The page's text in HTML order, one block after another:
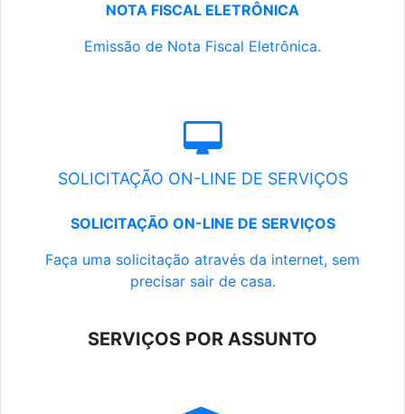
NOTA FISCAL ELETRÔNICA
Emissão de Nota Fiscal Eletrônica.
SOLICITAÇÃO ON-LINE DE SERVIÇOS
SOLICITAÇÃO ON-LINE DE SERVIÇOS
Faça uma solicitação através da internet, sem
precisar sair de casa.
SERVIÇOS POR ASSUNTO